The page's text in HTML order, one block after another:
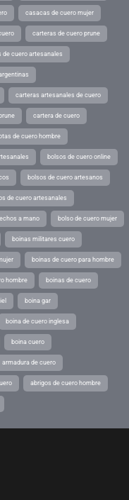
casacas de cuero mujer
carteras de cuero prune
de cuero artesanales
carteras artesanales de cuero
cartera de cuero
de cuero hombre
bolsos de cuero online
bolsos de cuero artesanos
de cuero artesanales
a mano bolso de cuero mujer
boinas militares cuero
boinas de cuero para hombre
hombre boinas de cuero
boina gar
boina de cuero inglesa
boina cuero
armadura de cuero
abrigos de cuero hombre